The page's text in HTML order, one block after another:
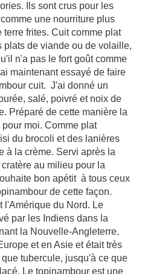
Ils sont crus pour les
une nourriture plus
frites. Cuit comme plat
plats de viande ou de volaille,
n'a pas le fort goût comme
maintenant essayé de faire
cuit. J'ai donné un
salé, poivré et noix de
Préparé de cette manière la
moi. Comme plat
du brocoli et des lanières
à la crème. Servi après la
au milieu pour la
bon apétit à tous ceux
de cette façon.
l'Amérique du Nord. Le
par les Indiens dans la
la Nouvelle-Angleterre.
et en Asie etétait très
tubercule, jusqu'à ce que
Le topinambour est une